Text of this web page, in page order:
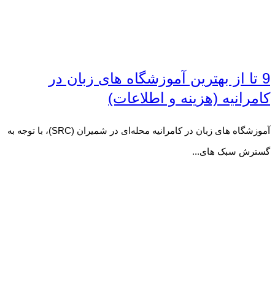
9 تا از بهترین آموزشگاه های زبان در
کامرانیه (هزینه و اطلاعات)
آموزشگاه های زبان در کامرانیه محله‌ای در شمیران (SRC)، با توجه به
گسترش سبک های...